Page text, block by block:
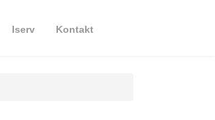
Iserv Kontakt